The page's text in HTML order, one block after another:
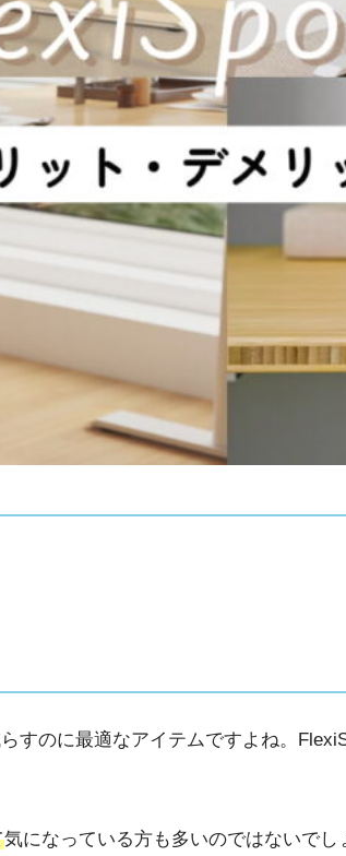
すのに最適なアイテムですよね。
気になっている方も多いのではないでし